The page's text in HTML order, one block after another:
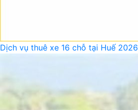
Dịch vụ thuê xe 16 chỗ tại Huế 2026